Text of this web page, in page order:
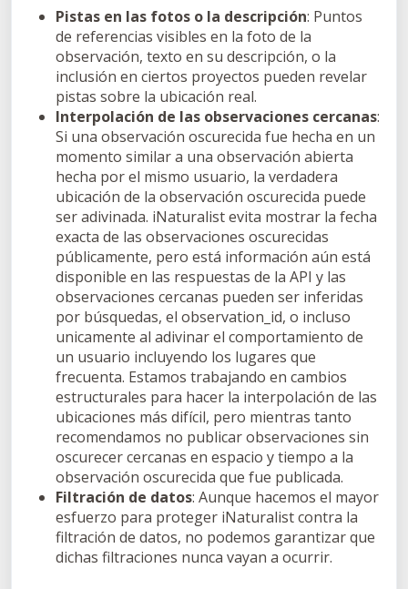
Pistas en las fotos o la descripción: Puntos
de referencias visibles en la foto de la
observación, texto en su descripción, o la
inclusión en ciertos proyectos pueden revelar
pistas sobre la ubicación real.
Interpolación de las observaciones cercanas:
Si una observación oscurecida fue hecha en un
momento similar a una observación abierta
hecha por el mismo usuario, la verdadera
ubicación de la observación oscurecida puede
ser adivinada. iNaturalist evita mostrar la fecha
exacta de las observaciones oscurecidas
públicamente, pero está información aún está
disponible en las respuestas de la API y las
observaciones cercanas pueden ser inferidas
por búsquedas, el observation_id, o incluso
unicamente al adivinar el comportamiento de
un usuario incluyendo los lugares que
frecuenta. Estamos trabajando en cambios
estructurales para hacer la interpolación de las
ubicaciones más difícil, pero mientras tanto
recomendamos no publicar observaciones sin
oscurecer cercanas en espacio y tiempo a la
observación oscurecida que fue publicada.
Filtración de datos: Aunque hacemos el mayor
esfuerzo para proteger iNaturalist contra la
filtración de datos, no podemos garantizar que
dichas filtraciones nunca vayan a ocurrir.